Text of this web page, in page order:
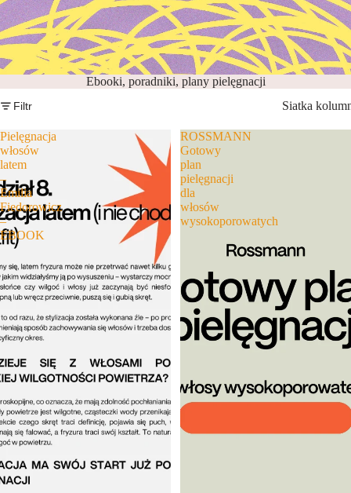
Ebooki, poradniki, plany pielęgnacji
Filtr Siatka
Pielęgnacja
włosów
latem
–
Emilia
Fiedorowicz
–
EBOOK
ROSSMANN
Gotowy
plan
pielęgnacji
dla
włosów
wysokoporowatych